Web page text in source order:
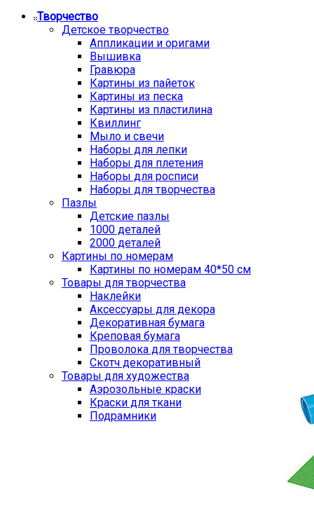
Творчество
Детское творчество
Аппликации и оригами
Вышивка
Гравюра
Картины из пайеток
Картины из песка
Картины из пластилина
Квиллинг
Мыло и свечи
Наборы для лепки
Наборы для плетения
Наборы для росписи
Наборы для творчества
Пазлы
Детские пазлы
1000 деталей
2000 деталей
Картины по номерам
Картины по номерам 40*50 см
Товары для творчества
Наклейки
Аксессуары для декора
Декоративная бумага
Креповая бумага
Проволока для творчества
Скотч декоративный
Товары для художества
Аэрозольные краски
Краски для ткани
Подрамники